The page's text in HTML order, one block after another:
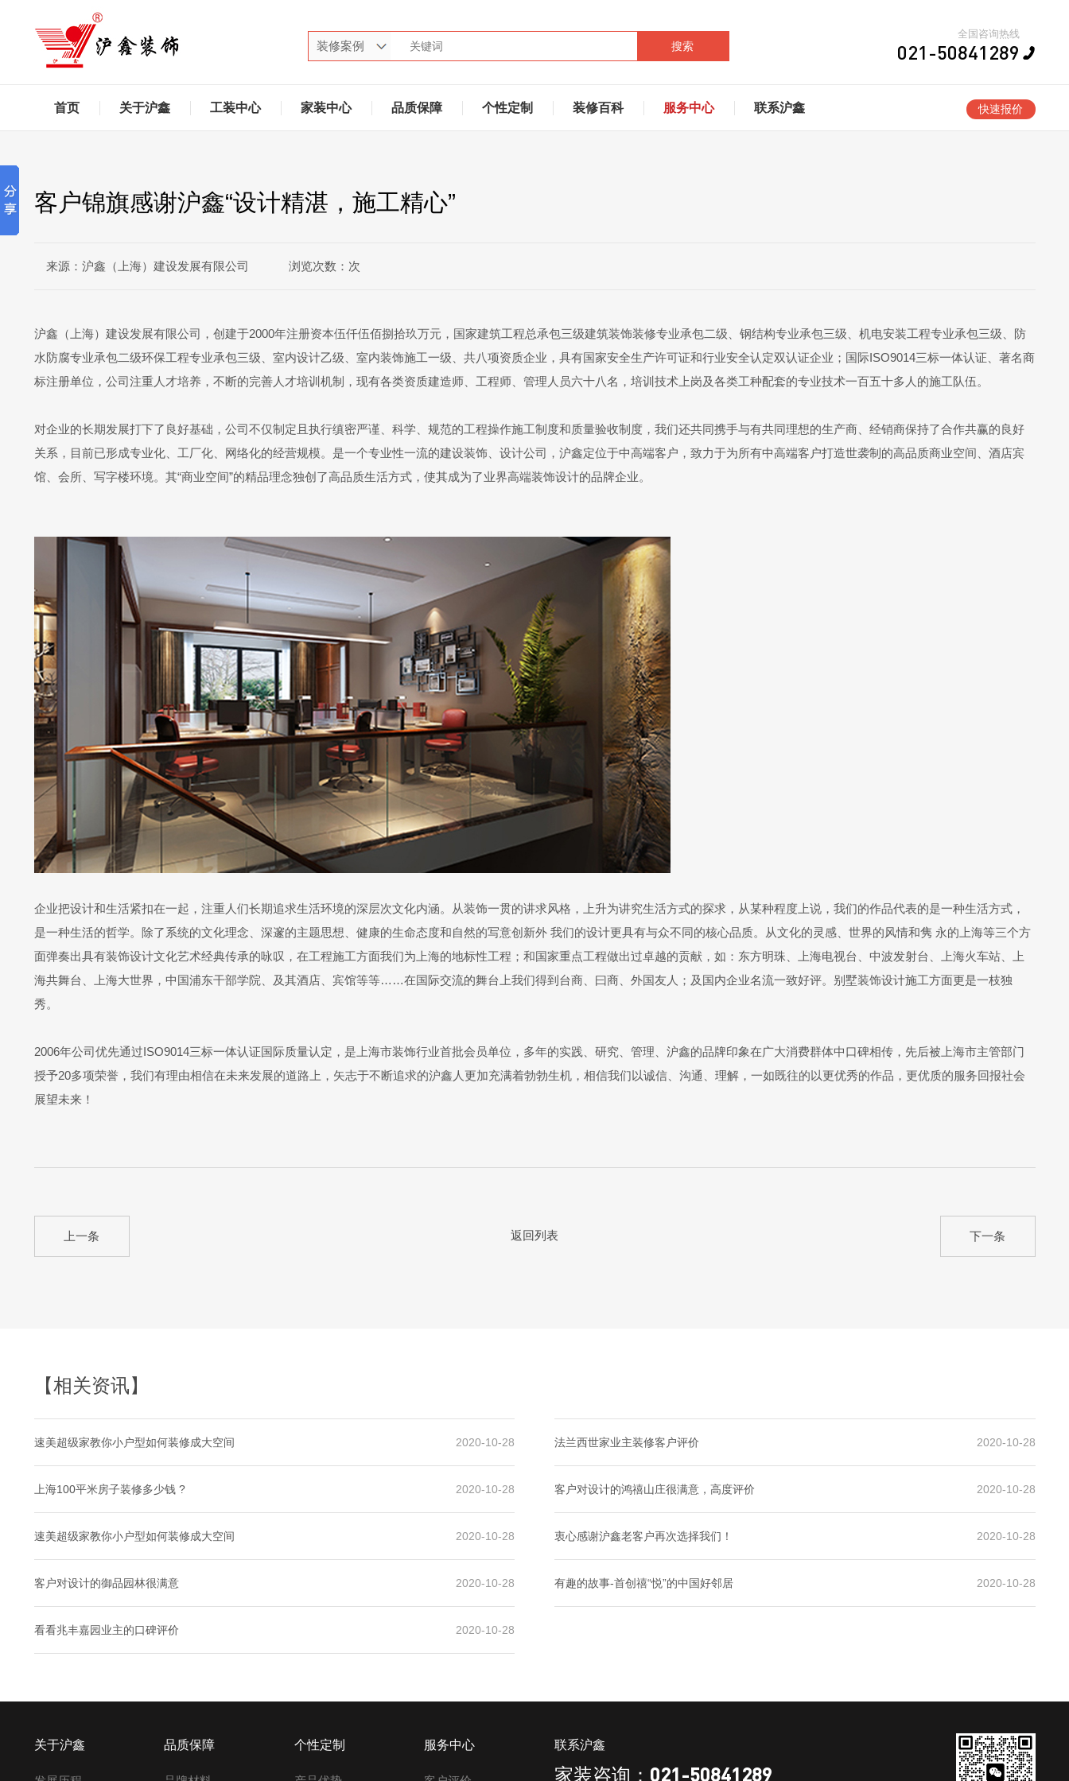
搜索
全国咨询热线
021-50841289
首页 关于沪鑫 工装中心 家装中心 品质保障 个性定制 装修百科 服务中心 联系沪鑫 快速报价
客户锦旗感谢沪鑫“设计精湛，施工精心”
来源：沪鑫（上海）建设发展有限公司 浏览次数： 次
沪鑫（上海）建设发展有限公司，创建于2000年注册资本伍仟伍佰捌拾玖万元，国家建筑工程总承包三级建筑装饰装修专业承包二级、钢结构专业承包三级、机电安装工程专业承包三级、防
水防腐专业承包二级环保工程专业承包三级、室内设计乙级、室内装饰施工一级、共八项资质企业，具有国家安全生产许可证和行业安全认定双认证企业；国际ISO9014三标一体认证、著名商
标注册单位，公司注重人才培养，不断的完善人才培训机制，现有各类资质建造师、工程师、管理人员六十八名，培训技术上岗及各类工种配套的专业技术一百五十多人的施工队伍。
对企业的长期发展打下了良好基础，公司不仅制定且执行缜密严谨、科学、规范的工程操作施工制度和质量验收制度，我们还共同携手与有共同理想的生产商、经销商保持了合作共赢的良好
关系，目前已形成专业化、工厂化、网络化的经营规模。是一个专业性一流的建设装饰、设计公司，沪鑫定位于中高端客户，致力于为所有中高端客户打造世袭制的高品质商业空间、酒店宾
馆、会所、写字楼环境。其“商业空间”的精品理念独创了高品质生活方式，使其成为了业界高端装饰设计的品牌企业。
企业把设计和生活紧扣在一起，注重人们长期追求生活环境的深层次文化内涵。从装饰一贯的讲求风格，上升为讲究生活方式的探求，从某种程度上说，我们的作品代表的是一种生活方式，
是一种生活的哲学。除了系统的文化理念、深邃的主题思想、健康的生命态度和自然的写意创新外 我们的设计更具有与众不同的核心品质。从文化的灵感、世界的风情和隽 永的上海等三个方
面弹奏出具有装饰设计文化艺术经典传承的咏叹，在工程施工方面我们为上海的地标性工程；和国家重点工程做出过卓越的贡献，如：东方明珠、上海电视台、中波发射台、上海火车站、上
海共舞台、上海大世界，中国浦东干部学院、及其酒店、宾馆等等……在国际交流的舞台上我们得到台商、曰商、外国友人；及国内企业名流一致好评。别墅装饰设计施工方面更是一枝独
秀。
2006年公司优先通过ISO9014三标一体认证国际质量认定，是上海市装饰行业首批会员单位，多年的实践、研究、管理、沪鑫的品牌印象在广大消费群体中口碑相传，先后被上海市主管部门
授予20多项荣誉，我们有理由相信在未来发展的道路上，矢志于不断追求的沪鑫人更加充满着勃勃生机，相信我们以诚信、沟通、理解，一如既往的以更优秀的作品，更优质的服务回报社会
展望未来！
上一条 返回列表 下一条
【相关资讯】
2020-10-28
速美超级家教你小户型如何装修成大空间 2020-10-28
法兰西世家业主装修客户评价
2020-10-28
上海100平米房子装修多少钱 ? 2020-10-28
客户对设计的鸿禧山庄很满意，高度评价
2020-10-28
速美超级家教你小户型如何装修成大空间 2020-10-28
衷心感谢沪鑫老客户再次选择我们！
2020-10-28
客户对设计的御品园林很满意 2020-10-28
有趣的故事-首创禧“悦”的中国好邻居
2020-10-28
看看兆丰嘉园业主的口碑评价
关于沪鑫 品质保障 个性定制 服务中心 联系沪鑫
家装咨询： 021-50841289